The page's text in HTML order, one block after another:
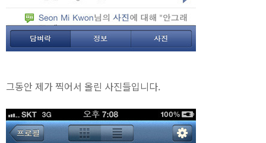
그동안 제가 찍어서 올린 사진들입니다.